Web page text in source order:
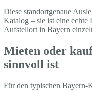
Diese standortgenaue
Katalog – sie ist eine echte
Aufstellort in Bayern
Mieten oder
sinnvoll ist
Für den typischen Bayern-